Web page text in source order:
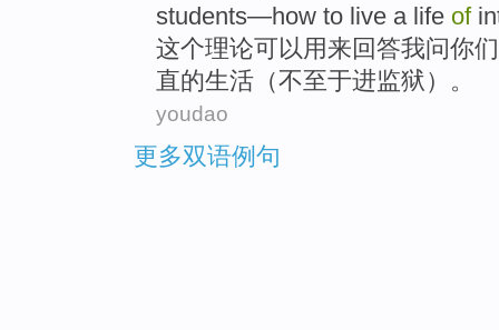
students—how to live a life of
这个理论可以用来回答我问你们
直的生活 （不至于进监狱）。
youdao
更多双语例句